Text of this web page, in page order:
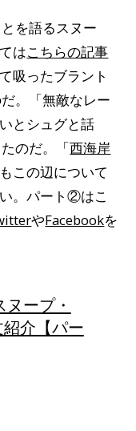
を語るスヌー
はこちらの記事
吸ったブラント
。「無敵なレー
とシュグと話
のだ。「西海岸
この辺について
。パート②はこ
やFacebookを
ープ・
介【パー